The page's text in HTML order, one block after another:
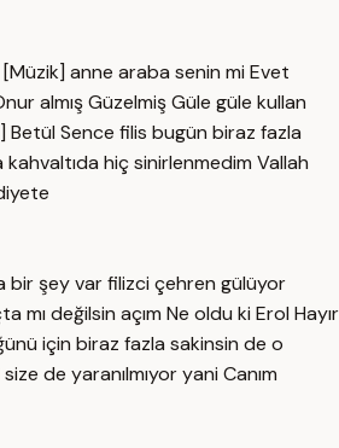
anne araba senin mi Evet
almış Güzelmiş Güle güle kullan
Sence filis bugün biraz fazla
kahvaltıda hiç sinirlenmedim Vallah
bir şey var filizci çehren gülüyor
mı değilsin açım Ne oldu ki Erol Hayır
için biraz fazla sakinsin de o
de yaranılmıyor yani Canım